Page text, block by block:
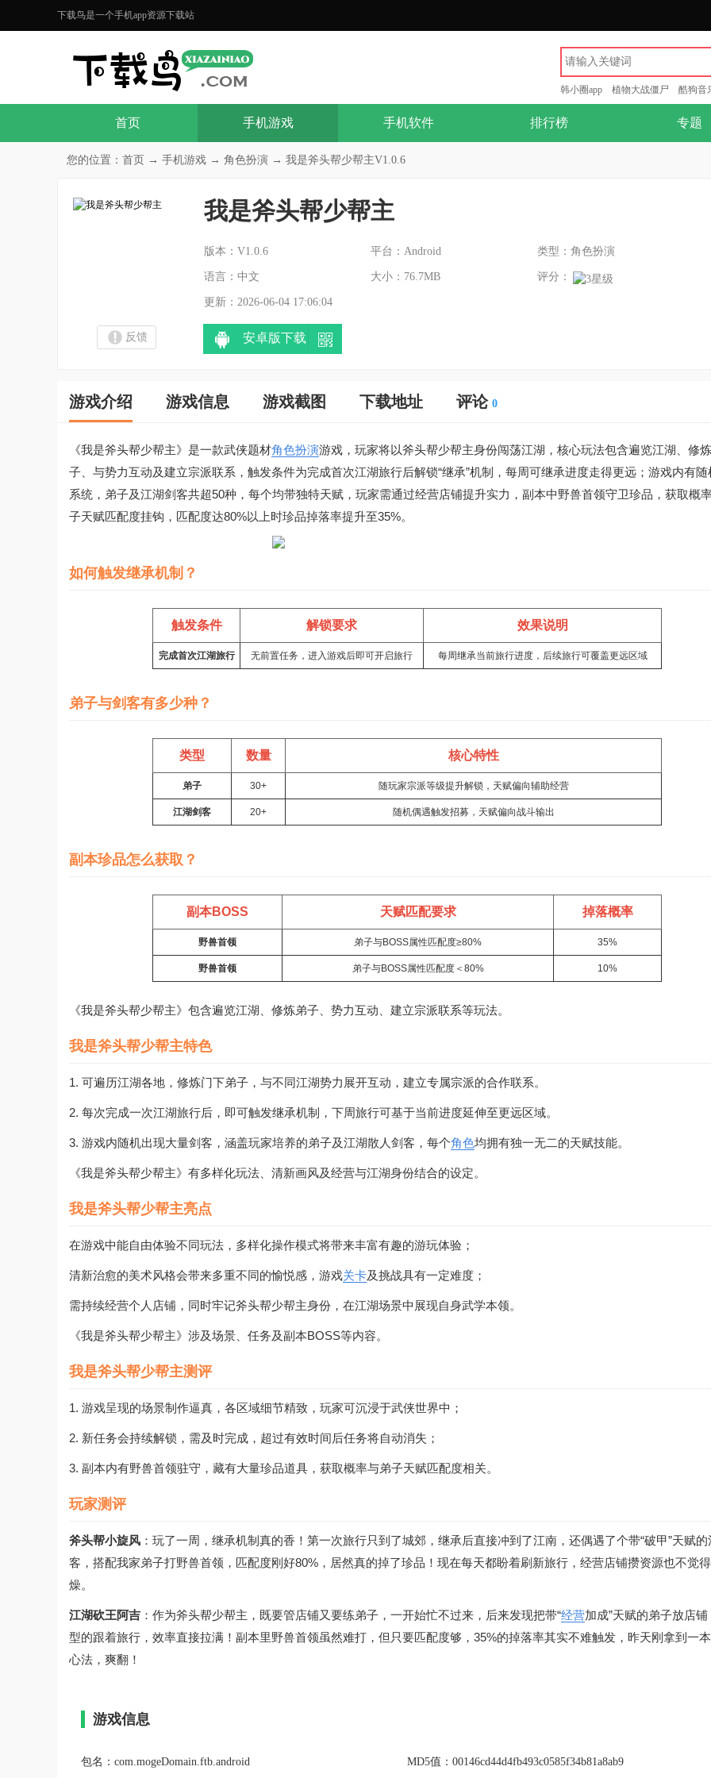
下载鸟是一个手机app资源下载站
韩小圈app 植物大战僵尸 酷狗音
首页 手机游戏 手机软件 排行榜 专题
您的位置： 首页 → 手机游戏 → 角色扮演 → 我是斧头帮少帮主V1.0.6
我是斧头帮少帮主
版本：V1.0.6 平台：Android 类型：角色扮演
语言：中文 大小：76.7MB 评分：
更新：2026-06-04 17:06:04
反馈 安卓版下载
游戏介绍 游戏信息 游戏截图 下载地址 评论 0
《我是斧头帮少帮主》是一款武侠题材角色扮演游戏，玩家将以斧头帮少帮主身份闯荡江湖，核心玩法包含遍览江湖、修
子、与势力互动及建立宗派联系，触发条件为完成首次江湖旅行后解锁“继承”机制，每周可继承进度走得更远；游戏内有随
系统，弟子及江湖剑客共超50种，每个均带独特天赋，玩家需通过经营店铺提升实力，副本中野兽首领守卫珍品，获取概
子天赋匹配度挂钩，匹配度达80%以上时珍品掉落率提升至35%。
如何触发继承机制？
触发条件 解锁要求 效果说明
完成首次江湖旅行 无前置任务，进入游戏后即可开启旅行 每周继承当前旅行进度，后续旅行可覆盖更远区域
弟子与剑客有多少种？
类型 数量 核心特性
弟子 30+ 随玩家宗派等级提升解锁，天赋偏向辅助经营
江湖剑客 20+ 随机偶遇触发招募，天赋偏向战斗输出
副本珍品怎么获取？
副本BOSS 天赋匹配要求 掉落概率
野兽首领 弟子与BOSS属性匹配度≥80% 35%
野兽首领 弟子与BOSS属性匹配度＜80% 10%
《我是斧头帮少帮主》包含遍览江湖、修炼弟子、势力互动、建立宗派联系等玩法。
我是斧头帮少帮主特色
1. 可遍历江湖各地，修炼门下弟子，与不同江湖势力展开互动，建立专属宗派的合作联系。
2. 每次完成一次江湖旅行后，即可触发继承机制，下周旅行可基于当前进度延伸至更远区域。
3. 游戏内随机出现大量剑客，涵盖玩家培养的弟子及江湖散人剑客，每个角色均拥有独一无二的天赋技能。
《我是斧头帮少帮主》有多样化玩法、清新画风及经营与江湖身份结合的设定。
我是斧头帮少帮主亮点
在游戏中能自由体验不同玩法，多样化操作模式将带来丰富有趣的游玩体验；
清新治愈的美术风格会带来多重不同的愉悦感，游戏关卡及挑战具有一定难度；
需持续经营个人店铺，同时牢记斧头帮少帮主身份，在江湖场景中展现自身武学本领。
《我是斧头帮少帮主》涉及场景、任务及副本BOSS等内容。
我是斧头帮少帮主测评
1. 游戏呈现的场景制作逼真，各区域细节精致，玩家可沉浸于武侠世界中；
2. 新任务会持续解锁，需及时完成，超过有效时间后任务将自动消失；
3. 副本内有野兽首领驻守，藏有大量珍品道具，获取概率与弟子天赋匹配度相关。
玩家测评
斧头帮小旋风 ：玩了一周，继承机制真的香！第一次旅行只到了城郊，继承后直接冲到了江南，还偶遇了个带“破甲”天赋的
客，搭配我家弟子打野兽首领，匹配度刚好80%，居然真的掉了珍品！现在每天都盼着刷新旅行，经营店铺攒资源也不觉
燥。
江湖砍王阿吉 ：作为斧头帮少帮主，既要管店铺又要练弟子，一开始忙不过来，后来发现把带“经营加成”天赋的弟子放店铺
型的跟着旅行，效率直接拉满！副本里野兽首领虽然难打，但只要匹配度够，35%的掉落率其实不难触发，昨天刚拿到一
心法，爽翻！
游戏信息
包名： com.mogeDomain.ftb.android MD5值： 00146cd44d4fb493c0585f34b81a8ab9